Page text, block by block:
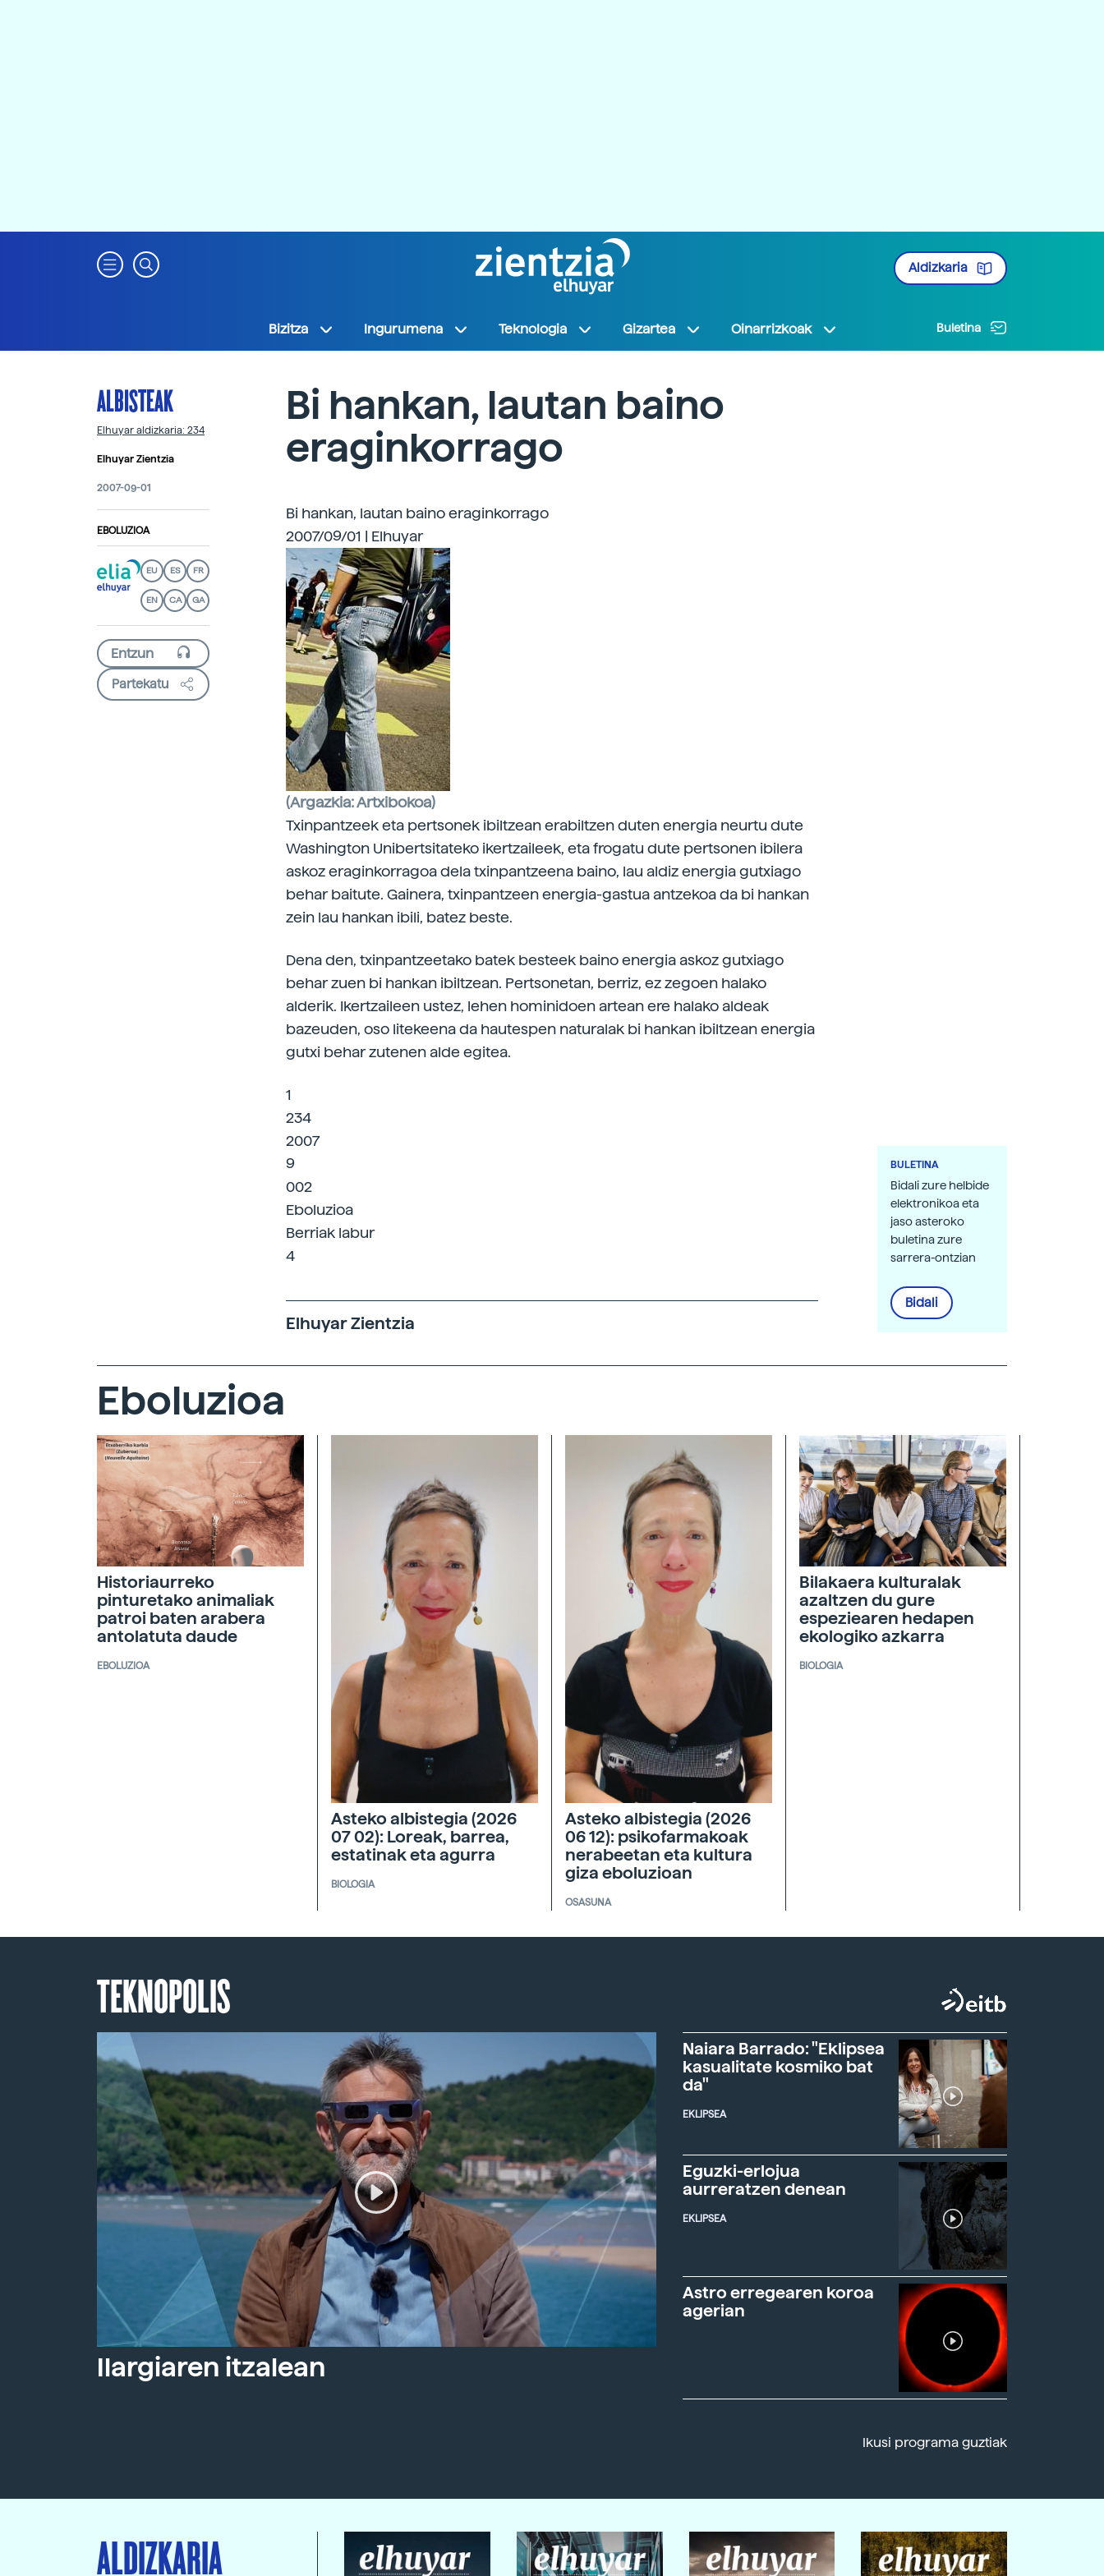
Aldizkaria
Bizitza Ingurumena Teknologia Gizartea Oinarrizkoak Buletina
ALBISTEAK
Elhuyar aldizkaria: 234
Elhuyar Zientzia
2007-09-01
EBOLUZIOA
EU ES FR
EN CA GA
Partekatu
Bi hankan, lautan baino
eraginkorrago
Bi hankan, lautan baino eraginkorrago
2007/09/01 | Elhuyar
(Argazkia: Artxibokoa)
Txinpantzeek eta pertsonek ibiltzeanerabiltzen duten energia neurtu dute
Washington Unibertsitateko ikertzaileek, eta frogatu dute pertsonen ibilera
askoz eraginkorragoa dela txinpantzeena baino, lau aldiz energia gutxiago
behar baitute. Gainera, txinpantzeen energia-gastua antzekoa da bi hankan
zein lau hankan ibili, batez beste.
Dena den, txinpantzeetako batek besteek baino energia askoz gutxiago
behar zuen bi hankan ibiltzean. Pertsonetan, berriz, ez zegoen halako
alderik. Ikertzaileen ustez, lehen hominidoen artean ere halako aldeak
bazeuden, oso litekeena da hautespen naturalak bi hankan ibiltzean energia
gutxi behar zutenen alde egitea.
1
234
2007
9
002
Eboluzioa
Berriak labur
4
Elhuyar Zientzia
BULETINA
Bidali zure helbide
elektronikoa eta
jaso asteroko
buletina zure
sarrera-ontzian
Bidali
Eboluzioa
Historiaurreko
pinturetako animaliak
patroi baten arabera
antolatuta daude
EBOLUZIOA
Asteko albistegia (2026
07 02): Loreak, barrea,
estatinak eta agurra
BIOLOGIA
Asteko albistegia (2026
06 12): psikofarmakoak
nerabeetan eta kultura
giza eboluzioan
OSASUNA
Bilakaera kulturalak
azaltzen du gure
espeziearen hedapen
ekologiko azkarra
BIOLOGIA
TEKNOPOLIS
Ilargiaren itzalean
Naiara Barrado: "Eklipsea
kasualitate kosmiko bat
da"
EKLIPSEA
Eguzki-erlojua
aurreratzen denean
EKLIPSEA
Astro erregearen koroa
agerian
Ikusi programa guztiak
ALDIZKARIA